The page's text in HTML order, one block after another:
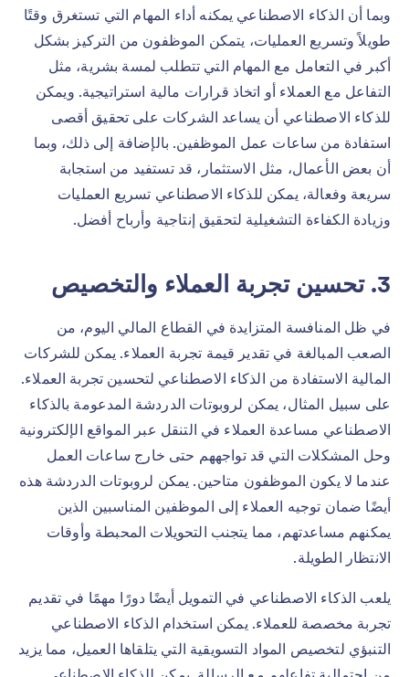
وبما أن الذكاء الاصطناعي يمكنه أداء المهام التي تستغرق وقتًا
طويلاً وتسريع العمليات، يتمكن الموظفون من التركيز بشكل
أكبر في التعامل مع المهام التي تتطلب لمسة بشرية، مثل
التفاعل مع العملاء أو اتخاذ قرارات مالية استراتيجية. ويمكن
للذكاء الاصطناعي أن يساعد الشركات على تحقيق أقصى
استفادة من ساعات عمل الموظفين. بالإضافة إلى ذلك، وبما
أن بعض الأعمال، مثل الاستثمار، قد تستفيد من استجابة
سريعة وفعالة، يمكن للذكاء الاصطناعي تسريع العمليات
وزيادة الكفاءة التشغيلية لتحقيق إنتاجية وأرباح أفضل.
3. تحسين تجربة العملاء والتخصيص
في ظل المنافسة المتزايدة في القطاع المالي اليوم، من
الصعب المبالغة في تقدير قيمة تجربة العملاء. يمكن للشركات
المالية الاستفادة من الذكاء الاصطناعي لتحسين تجربة العملاء.
على سبيل المثال، يمكن لروبوتات الدردشة المدعومة بالذكاء
الاصطناعي مساعدة العملاء في التنقل عبر المواقع الإلكترونية
وحل المشكلات التي قد تواجههم حتى خارج ساعات العمل
عندما لا يكون الموظفون متاحين. يمكن لروبوتات الدردشة هذه
أيضًا ضمان توجيه العملاء إلى الموظفين المناسبين الذين
يمكنهم مساعدتهم، مما يتجنب التحويلات المحبطة وأوقات
الانتظار الطويلة.
يلعب الذكاء الاصطناعي في التمويل أيضًا دورًا مهمًا في تقديم
تجربة مخصصة للعملاء. يمكن استخدام الذكاء الاصطناعي
التنبؤي لتخصيص المواد التسويقية التي يتلقاها العميل، مما يزيد